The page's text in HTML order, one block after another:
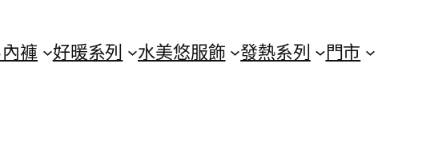
褲 好暖系列 水美悠服飾 發熱系列 門市